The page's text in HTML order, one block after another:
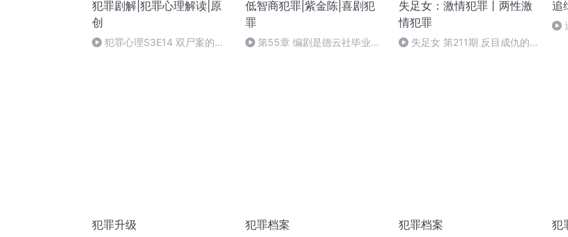
犯罪剧解|犯罪心理解读|原
创
犯罪心理S3E14 双尸案的相
低智商犯罪|紫金陈|喜剧犯
罪
第55章 编剧是德云社毕业的
失足女：激情犯罪丨两性激
情犯罪
失足女 第211期 反目成仇的
追
犯罪升级 犯罪档案 犯罪档案 犯